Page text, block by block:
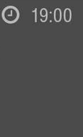
19:00